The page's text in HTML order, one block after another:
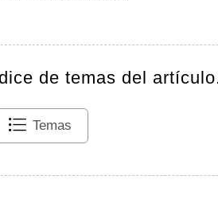
de temas del
Temas